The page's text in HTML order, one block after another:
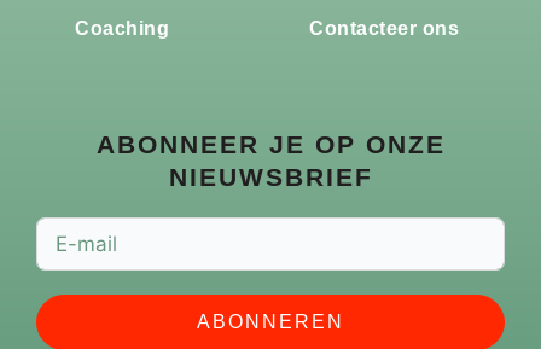
Coaching Contacteer ons
ABONNEER JE OP ONZE
NIEUWSBRIEF
ABONNEREN